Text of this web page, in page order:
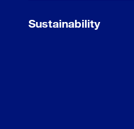
Sustainability